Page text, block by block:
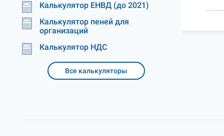
Калькулятор ЕНВД (до 2021)
Калькулятор пеней для
организаций
Калькулятор НДС
Все калькуляторы